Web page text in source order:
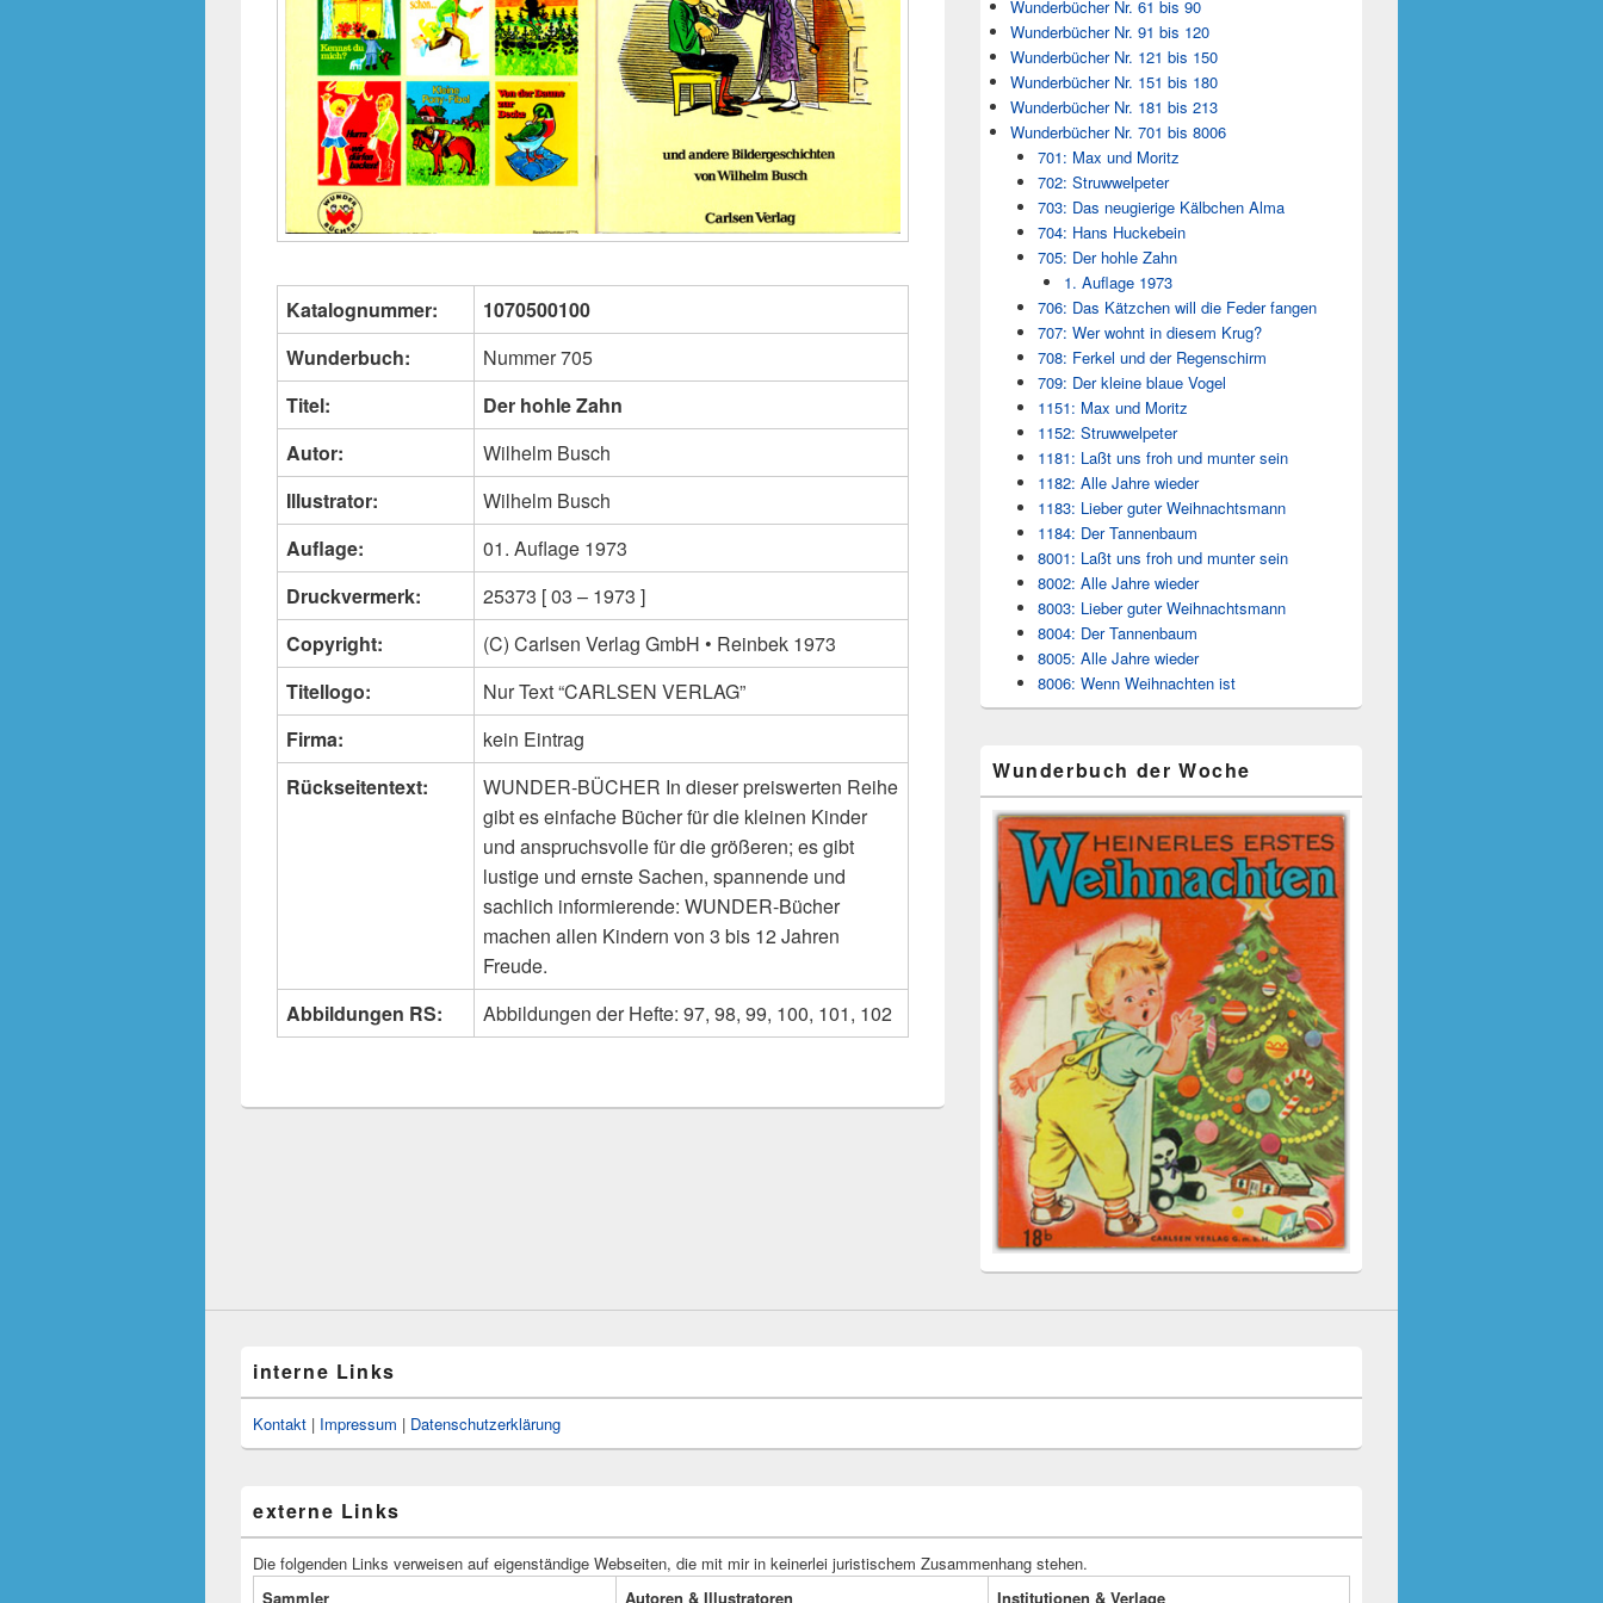
Katalognummer:
1070500100
Wunderbuch:
Nummer 705
Titel:
Der hohle Zahn
Autor:
Wilhelm Busch
Illustrator:
Wilhelm Busch
Auflage:
01. Auflage 1973
Druckvermerk:
25373 [ 03 – 1973 ]
Copyright:
(C) Carlsen Verlag GmbH • Reinbek 1973
Titellogo:
Nur Text “CARLSEN VERLAG”
Firma:
kein Eintrag
Rückseitentext:
WUNDER-BÜCHER In dieser preiswerten Reihe
gibt es einfache Bücher für die kleinen Kinder
und anspruchsvolle für die größeren; es gibt
lustige und ernste Sachen, spannende und
sachlich informierende: WUNDER-Bücher
machen allen Kindern von 3 bis 12 Jahren
Freude.
Abbildungen RS:
Abbildungen der Hefte: 97, 98, 99, 100, 101, 102
Wunderbücher Nr. 61 bis 90
Wunderbücher Nr. 91 bis 120
Wunderbücher Nr. 121 bis 150
Wunderbücher Nr. 151 bis 180
Wunderbücher Nr. 181 bis 213
Wunderbücher Nr. 701 bis 8006
701: Max und Moritz
702: Struwwelpeter
703: Das neugierige Kälbchen Alma
704: Hans Huckebein
705: Der hohle Zahn
1. Auflage 1973
706: Das Kätzchen will die Feder fangen
707: Wer wohnt in diesem Krug?
708: Ferkel und der Regenschirm
709: Der kleine blaue Vogel
1151: Max und Moritz
1152: Struwwelpeter
1181: Laßt uns froh und munter sein
1182: Alle Jahre wieder
1183: Lieber guter Weihnachtsmann
1184: Der Tannenbaum
8001: Laßt uns froh und munter sein
8002: Alle Jahre wieder
8003: Lieber guter Weihnachtsmann
8004: Der Tannenbaum
8005: Alle Jahre wieder
8006: Wenn Weihnachten ist
Wunderbuch der Woche
interne Links
Kontakt | Impressum | Datenschutzerklärung
externe Links
Die folgenden Links verweisen auf eigenständige Webseiten, die mit mir in keinerlei juristischem Zusammenhang stehen.
Sammler
Autoren & Illustratoren Institutionen & Verlage